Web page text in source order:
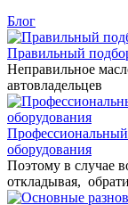
Блог
Правильный
Неправильное
автовладельцев
оборудования
Поэтому в случае
откладывая,